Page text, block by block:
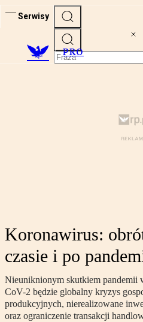
Serwisy
PRO
Koronawirus:
czasie i po
Nieuniknionym skutkiem pandemii
CoV-2 będzie globalny kryzys
produkcyjnych, nierealizowane
oraz ograniczenie transakcji